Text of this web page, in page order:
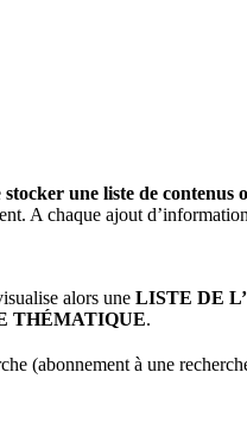
stocker une liste de contenus
A chaque ajout
alors une LISTE DE
THÉMATIQUE.
(abonnement à une